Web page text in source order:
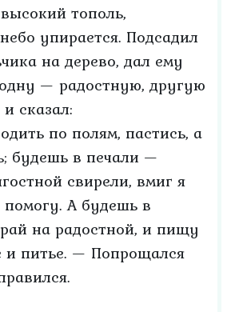
тополь,
упирается. Подсадил
на дерево, дал ему
— радостную, другую
сказал:
по полям, пастись, а
будешь в печали —
свирели, вмиг я
помогу. А будешь в
на радостной, и пищу
и питье. — Попрощался